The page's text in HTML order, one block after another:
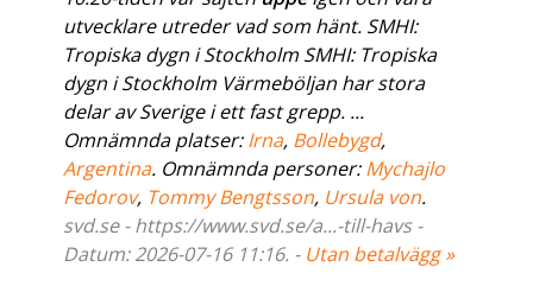
utvecklare utreder vad som hänt. SMHI:
Tropiska dygn i Stockholm SMHI: Tropiska
dygn i Stockholm Värmeböljan har stora
delar av Sverige i ett fast grepp. ...
Omnämnda platser:Irna, Bollebygd,
Argentina. Omnämnda personer:Mychajlo
Fedorov, Tommy Bengtsson, Ursula von.
svd.se - https://www.svd.se/a...-till-havs -
Datum: 2026-07-16 11:16. - Utan betalvägg »